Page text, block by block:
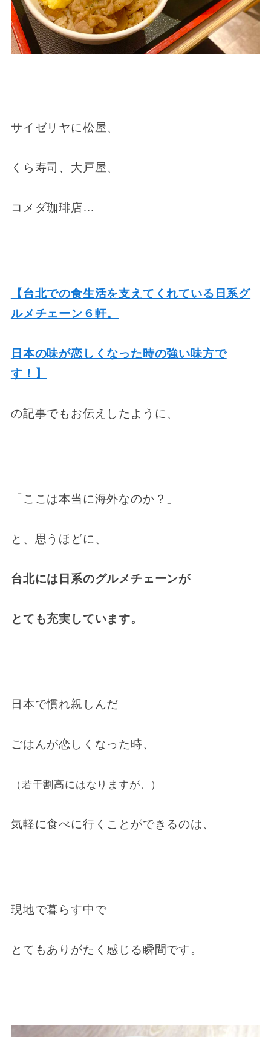
サイゼリヤに松屋、
くら寿司、大戸屋、
コメダ珈琲店…
【台北での食生活を支えてくれている日系グ
ルメチェーン６軒。
日本の味が恋しくなった時の強い味方で
す！】
の記事でもお伝えしたように、
「ここは本当に海外なのか？」
と、思うほどに、
台北には日系のグルメチェーンが
とても充実しています。
日本で慣れ親しんだ
ごはんが恋しくなった時、
（若干割高にはなりますが、）
気軽に食べに行くことができるのは、
現地で暮らす中で
とてもありがたく感じる瞬間です。